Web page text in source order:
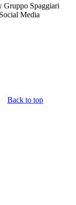
Gruppo Spaggiari
Media
Back to top